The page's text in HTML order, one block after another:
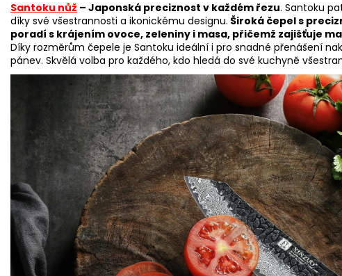
Santoku nůž – Japonská preciznost v každém řezu. Santoku
díky své všestrannosti a ikonickému designu. Široká čepel s
poradí s krájením ovoce, zeleniny i masa, přičemž zajišťuje
Díky rozměrům čepele je Santoku ideální i pro snadné přenášení
pánev. Skvělá volba pro každého, kdo hledá do své kuchyně